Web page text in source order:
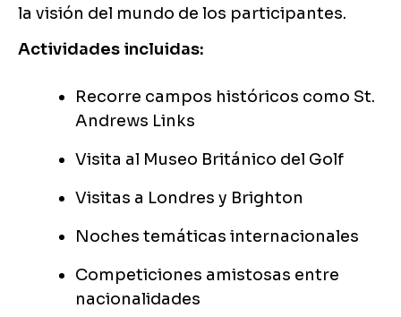
la visión del mundo de los participantes.
Actividades incluidas:
Recorre campos históricos como St.
Andrews Links
Visita al Museo Británico del Golf
Visitas a Londres y Brighton
Noches temáticas internacionales
Competiciones amistosas entre
nacionalidades